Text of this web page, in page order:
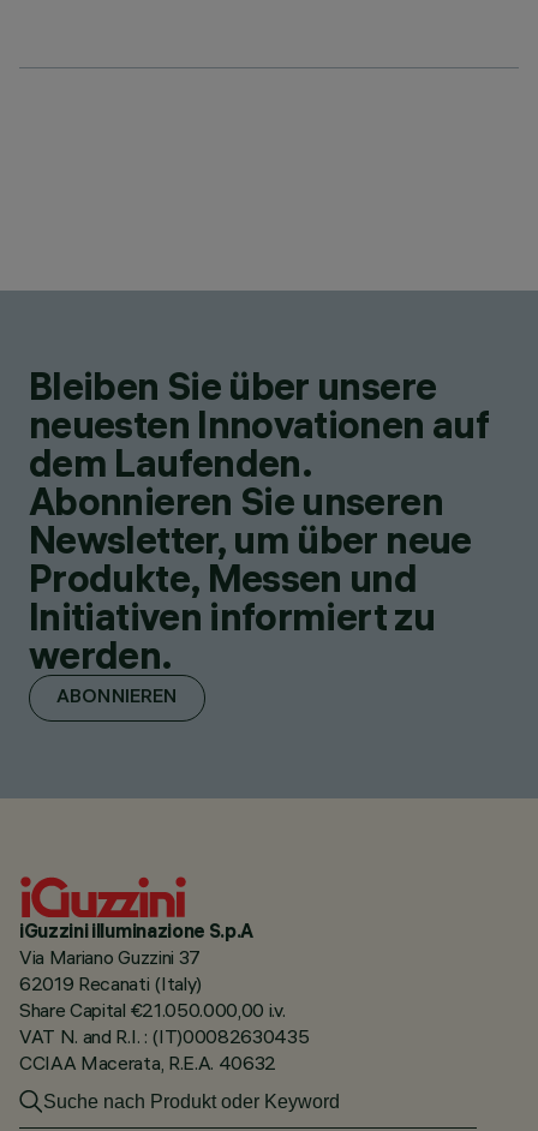
Bleiben Sie über unsere
neuesten Innovationen auf
dem Laufenden.
Abonnieren Sie unseren
Newsletter, um über neue
Produkte, Messen und
Initiativen informiert zu
werden.
ABONNIEREN
iGuzzini illuminazione S.p.A
Via Mariano Guzzini 37
62019 Recanati (Italy)
Share Capital €21.050.000,00 i.v.
VAT N. and R.I. : (IT)00082630435
CCIAA Macerata, R.E.A. 40632